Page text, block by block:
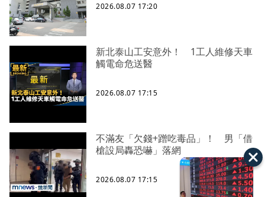
2026.08.07 17:20
新北泰山工安意外！ 1工人維修天車
觸電命危送醫
2026.08.07 17:15
不滿友「欠錢+蹭吃毒品」！ 男「借
槍設局轟恐嚇」落網
2026.08.07 17:15